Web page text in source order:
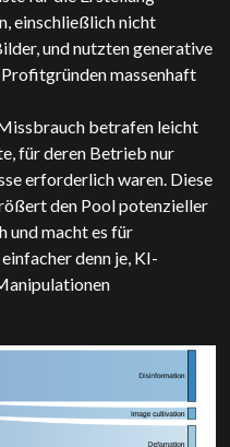
einschließlich nicht
und nutzten generative
massenhaft
betrafen leicht
für deren Betrieb nur
erforderlich waren. Diese
den Pool potenzieller
und macht es für
denn je, KI-